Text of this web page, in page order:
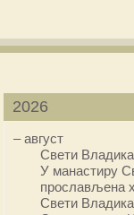
2026
–август
Свети
У манастиру
прослављена
Свети